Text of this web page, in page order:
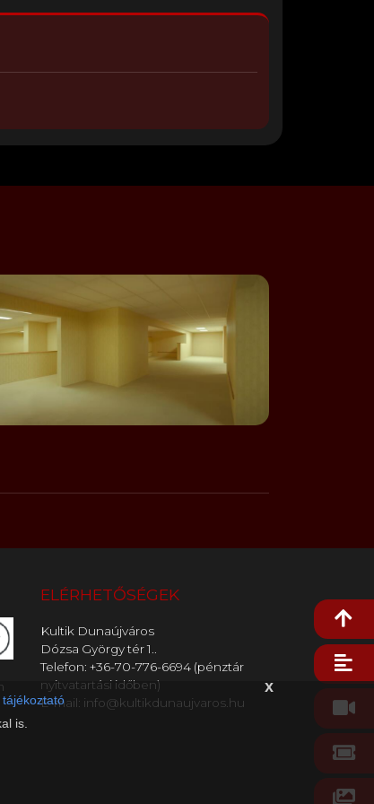
x
is.
ELÉRHETŐSÉGEK
Kultik Dunaújváros
Dózsa György tér 1..
Telefon: +36-70-776-6694 (pénztár
nyitvatartási időben)
E-mail: info@kultikdunaujvaros.hu